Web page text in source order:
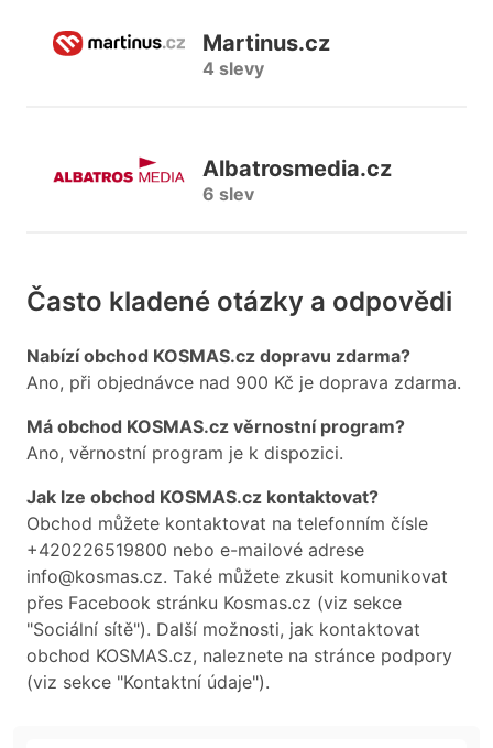
Martinus.cz
4 slevy
Albatrosmedia.cz
6 slev
Často kladené otázky a odpovědi
Nabízí obchod KOSMAS.cz dopravu zdarma?
Ano, při objednávce nad 900 Kč je doprava zdarma.
Má obchod KOSMAS.cz věrnostní program?
Ano, věrnostní program je k dispozici.
Jak lze obchod KOSMAS.cz kontaktovat?
Obchod můžete kontaktovat na telefonním čísle
+420226519800 nebo e-mailové adrese
info@kosmas.cz. Také můžete zkusit komunikovat
přes Facebook stránku Kosmas.cz (viz sekce
"Sociální sítě"). Další možnosti, jak kontaktovat
obchod KOSMAS.cz, naleznete na stránce podpory
(viz sekce "Kontaktní údaje").